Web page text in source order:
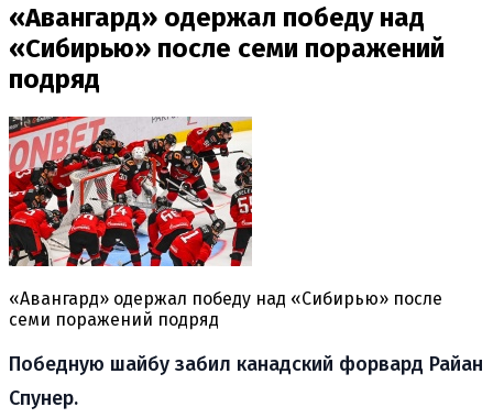
«Авангард» одержал победу над
«Сибирью» после семи поражений
подряд
«Авангард» одержал победу над «Сибирью» после
семи поражений подряд
Победную шайбу забил канадский форвард Райан
Спунер.